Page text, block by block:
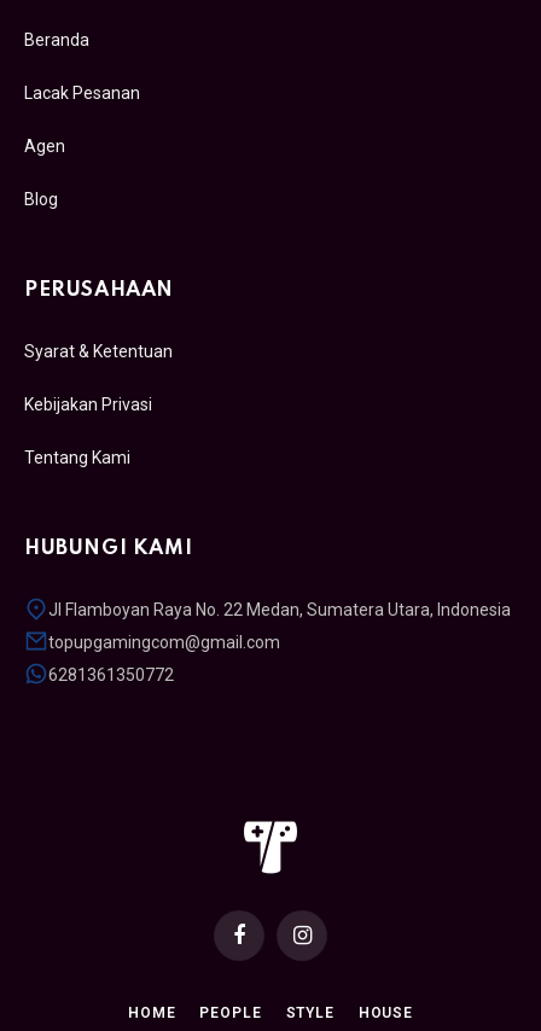
Beranda
Lacak Pesanan
Agen
Blog
PERUSAHAAN
Syarat & Ketentuan
Kebijakan Privasi
Tentang Kami
HUBUNGI KAMI
Jl Flamboyan Raya No. 22 Medan, Sumatera Utara, Indonesia
topupgamingcom@gmail.com
6281361350772
FacebookInstagram
HOME PEOPLE STYLE HOUSE